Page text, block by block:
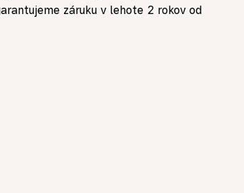
záruku v lehote 2 rokov od